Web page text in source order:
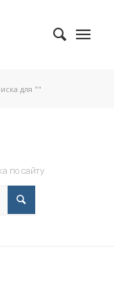
для ""
по сайту